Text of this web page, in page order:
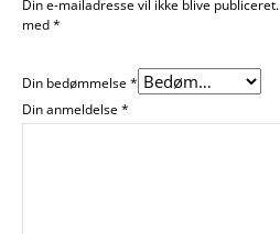
Din e-mailadresse vil ikke blive publiceret.
med*
Din bedømmelse*
Din anmeldelse*